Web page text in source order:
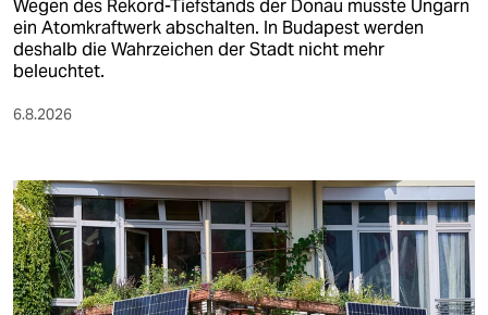
Wegen des Rekord-Tiefstands der Donau musste Ungarn
ein Atomkraftwerk abschalten. In Budapest werden
deshalb die Wahrzeichen der Stadt nicht mehr
beleuchtet.
6.8.2026